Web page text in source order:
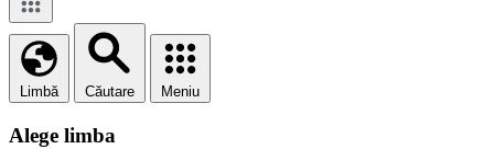
Limbă Căutare Meniu
Alege limba